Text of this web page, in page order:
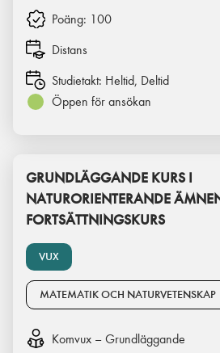
Poäng: 100
Distans
Studietakt: Heltid, Deltid
Öppen för ansökan
VUX
GRUNDLÄGGANDE KURS I
NATURORIENTERANDE
FORTSÄTTNINGSKURS
MATEMATIK OCH NATURVETENSKAP
Komvux – Grundläggande